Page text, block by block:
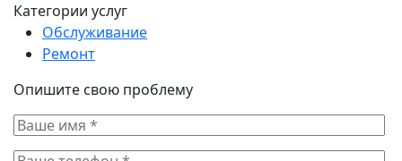
Категории услуг
Обслуживание
Ремонт
Опишите свою проблему